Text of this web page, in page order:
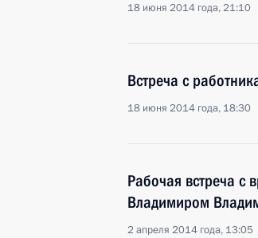
18 июня 2014 года, 21:10
Встреча с
18 июня 2014 года, 18:30
Рабочая встреча с
Владимиром
2 апреля 2014 года, 13:05